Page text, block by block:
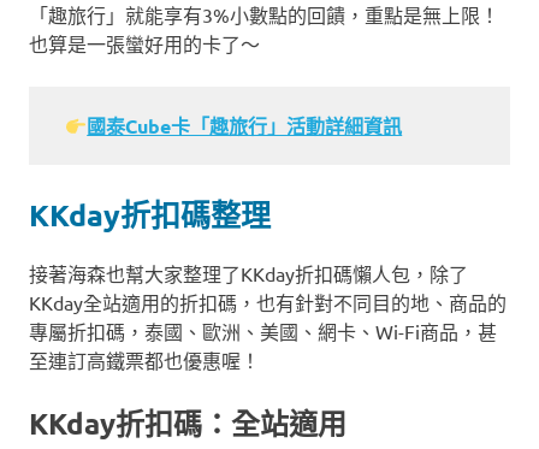
「趣旅行」就能享有3%小數點的回饋，重點是無上限！
也算是一張蠻好用的卡了～
國泰Cube卡「趣旅行」活動詳細資訊
KKday折扣碼整理
接著海森也幫大家整理了KKday折扣碼懶人包，除了
KKday全站適用的折扣碼，也有針對不同目的地、商品的
專屬折扣碼，泰國、歐洲、美國、網卡、Wi-Fi商品，甚
至連訂高鐵票都也優惠喔！
KKday折扣碼：全站適用